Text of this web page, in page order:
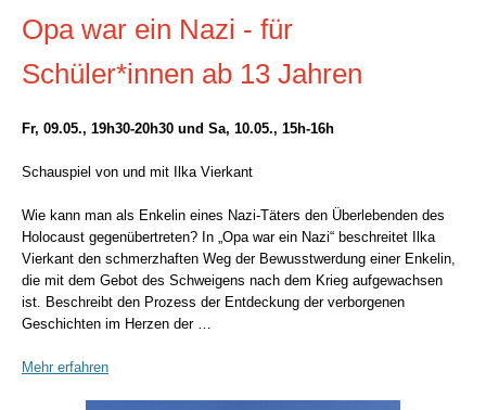
Opa war ein Nazi - für
Schüler*innen ab 13 Jahren
Fr, 09.05., 19h30-20h30 und Sa, 10.05., 15h-16h
Schauspiel von und mit Ilka Vierkant
Wie kann man als Enkelin eines Nazi-Täters den Überlebenden des
Holocaust gegenübertreten? In „Opa war ein Nazi“ beschreitet Ilka
Vierkant den schmerzhaften Weg der Bewusstwerdung einer Enkelin,
die mit dem Gebot des Schweigens nach dem Krieg aufgewachsen
ist. Beschreibt den Prozess der Entdeckung der verborgenen
Geschichten im Herzen der …
Mehr erfahren